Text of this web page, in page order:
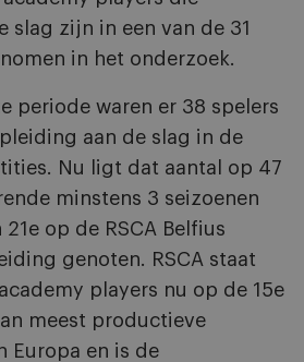
slag zijn in een van de 31
in het onderzoek.
periode waren er 38 spelers
aan de slag in de
Nu ligt dat aantal op 47
minstens 3 seizoenen
op de RSCA Belfius
genoten. RSCA staat
players nu op de 15e
meest productieve
Europa en is de